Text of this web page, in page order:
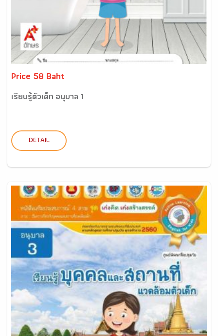
Price 58 Baht
เรียนรู้ตัวเด็ก อนุบาล 1
DETAIL